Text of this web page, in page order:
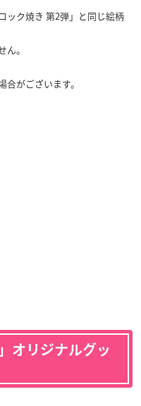
ック焼き 第2弾」と同じ絵柄
。
がございます。
オリジナルグッ